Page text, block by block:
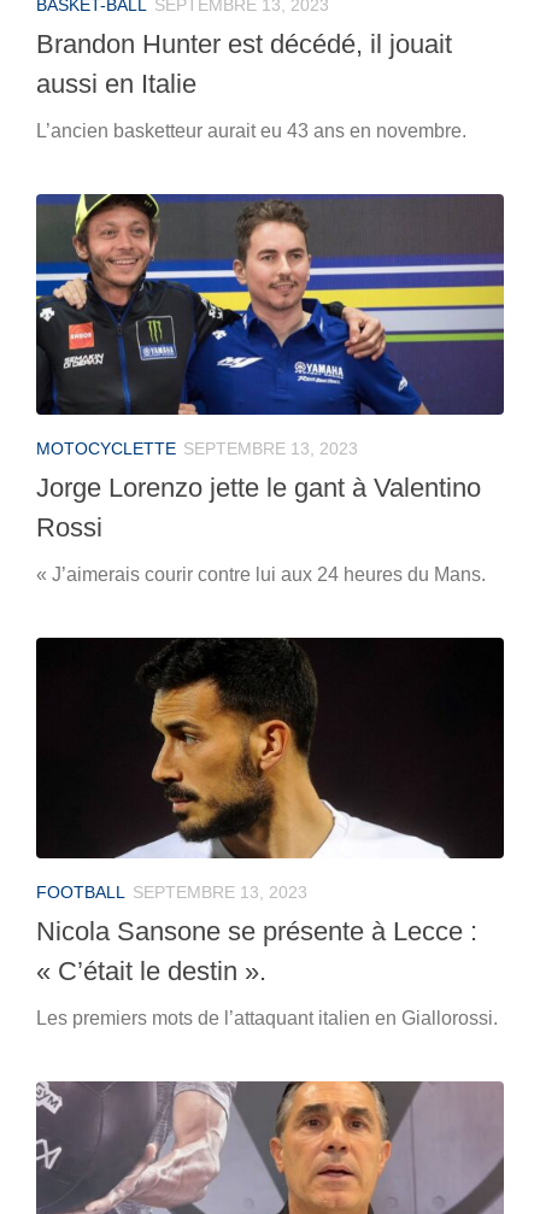
BASKET-BALL SEPTEMBRE 13, 2023
Brandon Hunter est décédé, il jouait
aussi en Italie
L’ancien basketteur aurait eu 43 ans en novembre.
MOTOCYCLETTE SEPTEMBRE 13, 2023
Jorge Lorenzo jette le gant à Valentino
Rossi
« J’aimerais courir contre lui aux 24 heures du Mans.
FOOTBALL SEPTEMBRE 13, 2023
Nicola Sansone se présente à Lecce :
« C’était le destin ».
Les premiers mots de l’attaquant italien en Giallorossi.